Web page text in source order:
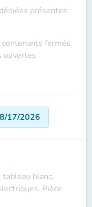
présentes
fermés
ouvertes
17/2026
blanc,
Pièce